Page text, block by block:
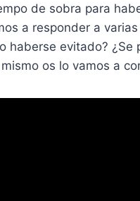
de sobra para
a responder a
haberse evitado?
os lo vamos a